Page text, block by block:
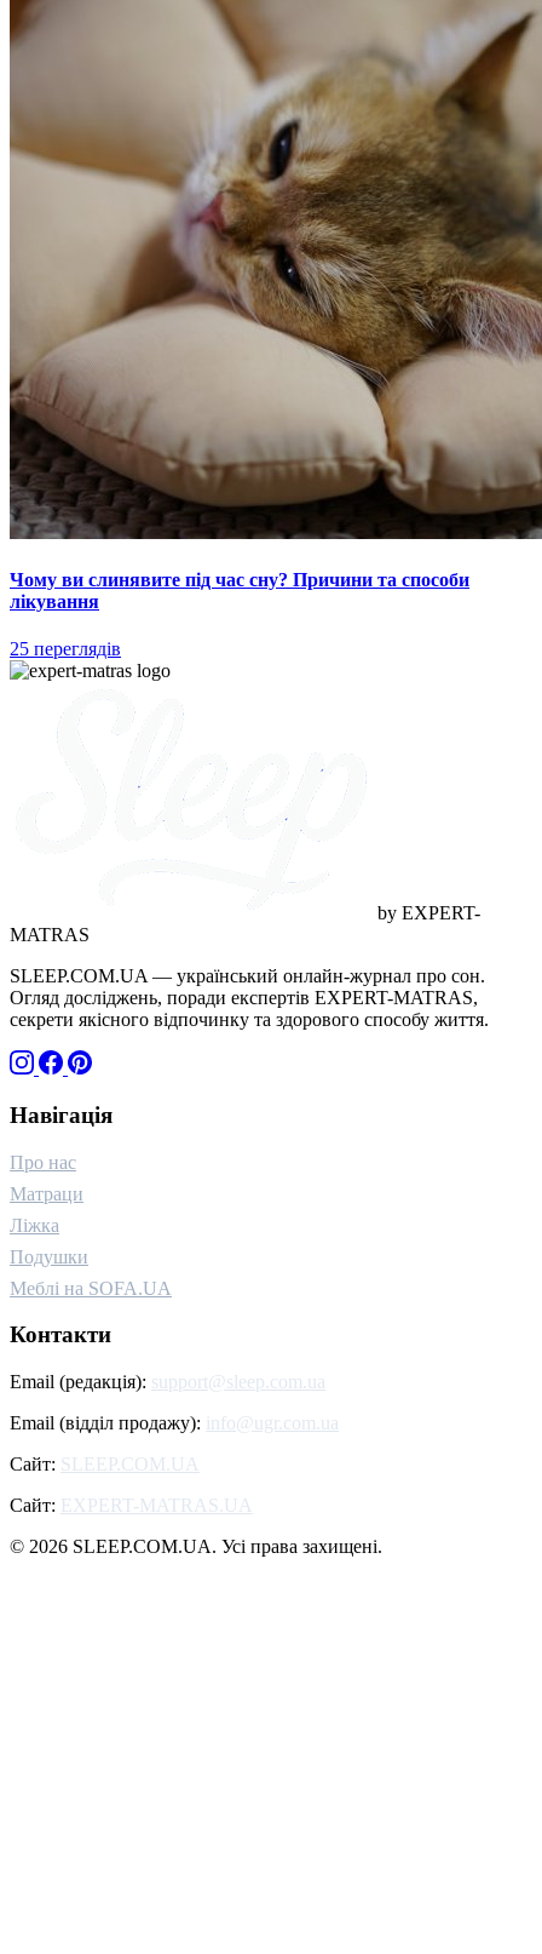
Чому ви слинявите під час сну? Причини та способи
лікування
25 переглядів
by EXPERT-
MATRAS
SLEEP.COM.UA — український онлайн-журнал про сон.
Огляд досліджень, поради експертів EXPERT-MATRAS,
секрети якісного відпочинку та здорового способу життя.
Навігація
Про нас
Матраци
Ліжка
Подушки
Меблі на SOFA.UA
Контакти
Email (редакція): support@sleep.com.ua
Email (відділ продажу): info@ugr.com.ua
Сайт: SLEEP.COM.UA
Сайт: EXPERT-MATRAS.UA
© 2026 SLEEP.COM.UA. Усі права захищені.